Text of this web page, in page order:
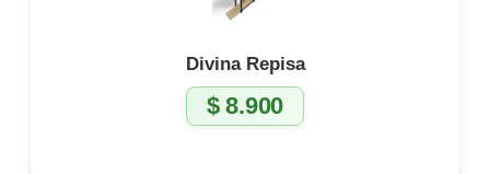
Divina Repisa
$8.900